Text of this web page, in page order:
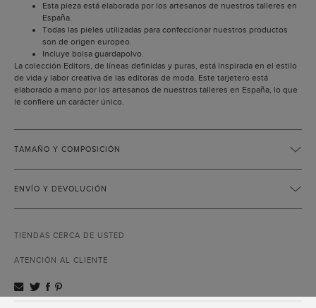
Esta pieza está elaborada por los artesanos de nuestros talleres en
España.
Todas las pieles utilizadas para confeccionar nuestros productos
son de origen europeo.
Incluye bolsa guardapolvo.
La colección Editors, de líneas definidas y puras, está inspirada en el estilo
de vida y labor creativa de las editoras de moda. Este tarjetero está
elaborado a mano por los artesanos de nuestros talleres en España, lo que
le confiere un carácter único.
TAMAÑO Y COMPOSICIÓN
ENVÍO Y DEVOLUCIÓN
TIENDAS CERCA DE USTED
ATENCIÓN AL CLIENTE